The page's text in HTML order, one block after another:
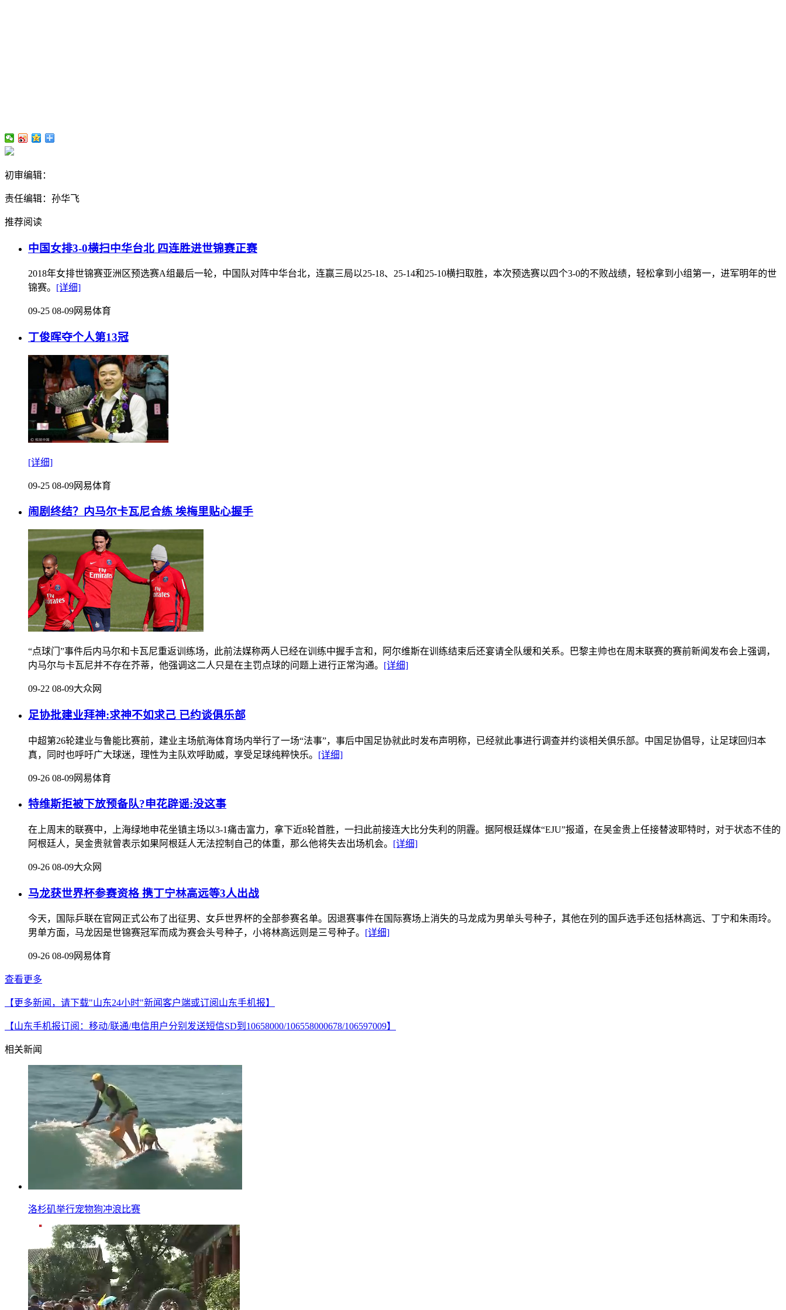
初审编辑：
责任编辑：孙华飞
推荐阅读
中国女排3-0横扫中华台北 四连胜进世锦赛正赛
2018年女排世锦赛亚洲区预选赛A组最后一轮，中国队对阵中华台北，连赢三局以25-18、25-14和25-10横扫取胜，本次预选赛以四个3-0的不败战绩，轻松拿到小组第一，进军明年的世
锦赛。 [详细]
09-25 08-09网易体育
丁俊晖夺个人第13冠
[详细]
09-25 08-09网易体育
闹剧终结？内马尔卡瓦尼合练 埃梅里贴心握手
“点球门”事件后内马尔和卡瓦尼重返训练场，此前法媒称两人已经在训练中握手言和，阿尔维斯在训练结束后还宴请全队缓和关系。巴黎主帅也在周末联赛的赛前新闻发布会上强调，
内马尔与卡瓦尼并不存在芥蒂，他强调这二人只是在主罚点球的问题上进行正常沟通。 [详细]
09-22 08-09大众网
足协批建业拜神:求神不如求己 已约谈俱乐部
中超第26轮建业与鲁能比赛前，建业主场航海体育场内举行了一场“法事”，事后中国足协就此时发布声明称，已经就此事进行调查并约谈相关俱乐部。中国足协倡导，让足球回归本
真，同时也呼吁广大球迷，理性为主队欢呼助威，享受足球纯粹快乐。 [详细]
09-26 08-09网易体育
特维斯拒被下放预备队?申花辟谣:没这事
在上周末的联赛中，上海绿地申花坐镇主场以3-1痛击富力，拿下近8轮首胜，一扫此前接连大比分失利的阴霾。据阿根廷媒体“EJU”报道，在吴金贵上任接替波耶特时，对于状态不佳的
阿根廷人，吴金贵就曾表示如果阿根廷人无法控制自己的体重，那么他将失去出场机会。 [详细]
09-26 08-09大众网
马龙获世界杯参赛资格 携丁宁林高远等3人出战
今天，国际乒联在官网正式公布了出征男、女乒世界杯的全部参赛名单。因退赛事件在国际赛场上消失的马龙成为男单头号种子，其他在列的国乒选手还包括林高远、丁宁和朱雨玲。
男单方面，马龙因是世锦赛冠军而成为赛会头号种子，小将林高远则是三号种子。 [详细]
09-26 08-09网易体育
查看更多
【更多新闻，请下载"山东24小时"新闻客户端或订阅山东手机报】
【山东手机报订阅：移动/联通/电信用户分别发送短信SD到10658000/106558000678/106597009】
相关新闻
洛杉矶举行宠物狗冲浪比赛